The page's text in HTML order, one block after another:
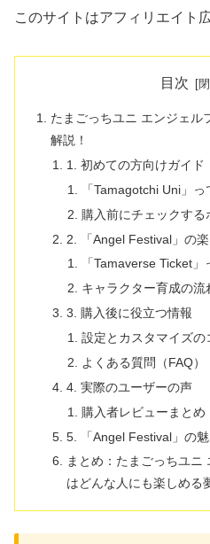
このサイトはアフィリエイト
目次
たまごっちユニ エンジェル
解説！
1. 初めての方向けガイド
「Tamagotchi Uni」
購入前にチェックする
2. 「Angel Festival」の
「Tamaverse Ticket」
キャラクター育成の流
3. 購入後に役立つ情報
設定とカスタマイズの
よくある質問（FAQ）
4. 実際のユーザーの声
購入者レビューまとめ
5. 「Angel Festival」の魅
まとめ：たまごっちユニ
はどんな人にも楽しめる